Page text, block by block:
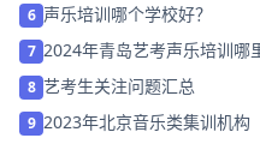
6 声乐培训哪个学校好？
7 2024年青岛艺考声乐培训哪
8 艺考生关注问题汇总
9 2023年北京音乐类集训机构